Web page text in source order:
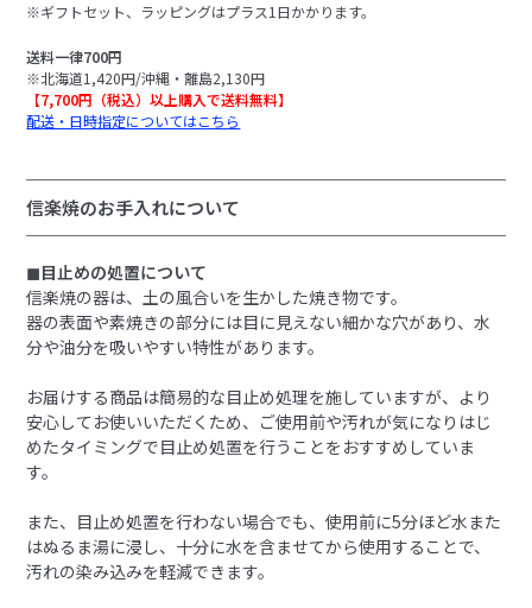
※ギフトセット、ラッピングはプラス1日かかります。
送料一律700円
※北海道1,420円/沖縄・離島2,130円
【7,700円（税込）以上購入で送料無料】
配送・日時指定についてはこちら
信楽焼のお手入れについて
◼︎目止めの処置について
信楽焼の器は、土の風合いを生かした焼き物です。
器の表面や素焼きの部分には目に見えない細かな穴があり、水
分や油分を吸いやすい特性があります。
お届けする商品は簡易的な目止め処理を施していますが、より
安心してお使いいただくため、ご使用前や汚れが気になりはじ
めたタイミングで目止め処置を行うことをおすすめしていま
す。
また、目止め処置を行わない場合でも、使用前に5分ほど水また
はぬるま湯に浸し、十分に水を含ませてから使用することで、
汚れの染み込みを軽減できます。